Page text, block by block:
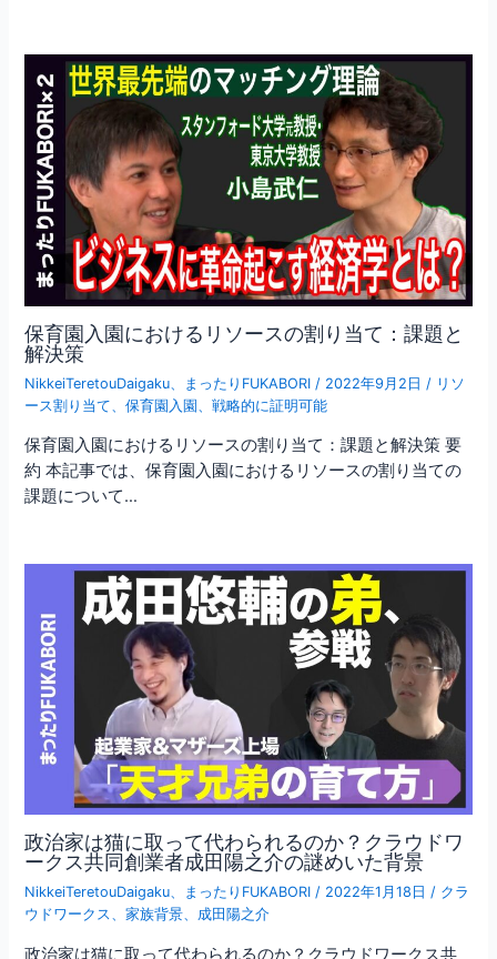
保育園入園におけるリソースの割り当て：課題と
解決策
NikkeiTeretouDaigaku まったりFUKABORI / 2022年9月2日 / リソ
ース割り当て 、保育園入園 、戦略的に証明可能
保育園入園におけるリソースの割り当て：課題と解決策 要
約 本記事では、保育園入園におけるリソースの割り当ての
課題について…
政治家は猫に取って代わられるのか？クラウドワ
ークス共同創業者成田陽之介の謎めいた背景
NikkeiTeretouDaigaku、 まったりFUKABORI / 2022年1月18日 / クラ
ウドワークス、家族背景、 成田陽之介
政治家は猫に取って代わられるのか？クラウドワークス共